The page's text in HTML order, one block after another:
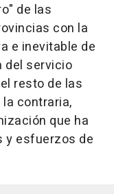
de las
con la
e inevitable de
del servicio
resto de las
contraria,
que ha
y esfuerzos de